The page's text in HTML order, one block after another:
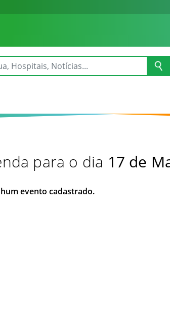
para o dia 17 de
evento cadastrado.